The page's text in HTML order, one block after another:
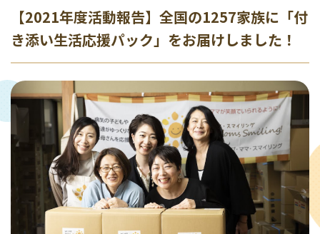
【2021年度活動報告】全国の1257家族に「付
き添い生活応援パック」をお届けしました！